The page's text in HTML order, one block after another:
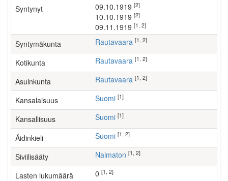
Syntynyt 09.10.1919 [2]
10.10.1919 [2]
09.11.1919 [1, 2]
Syntymäkunta Rautavaara [1, 2]
Kotikunta Rautavaara [1, 2]
Asuinkunta Rautavaara [1, 2]
Kansalaisuus Suomi [1]
Kansallisuus Suomi [1]
Äidinkieli Suomi [1, 2]
Siviilisääty Naimaton [1, 2]
Lasten lukumäärä [1, 2]